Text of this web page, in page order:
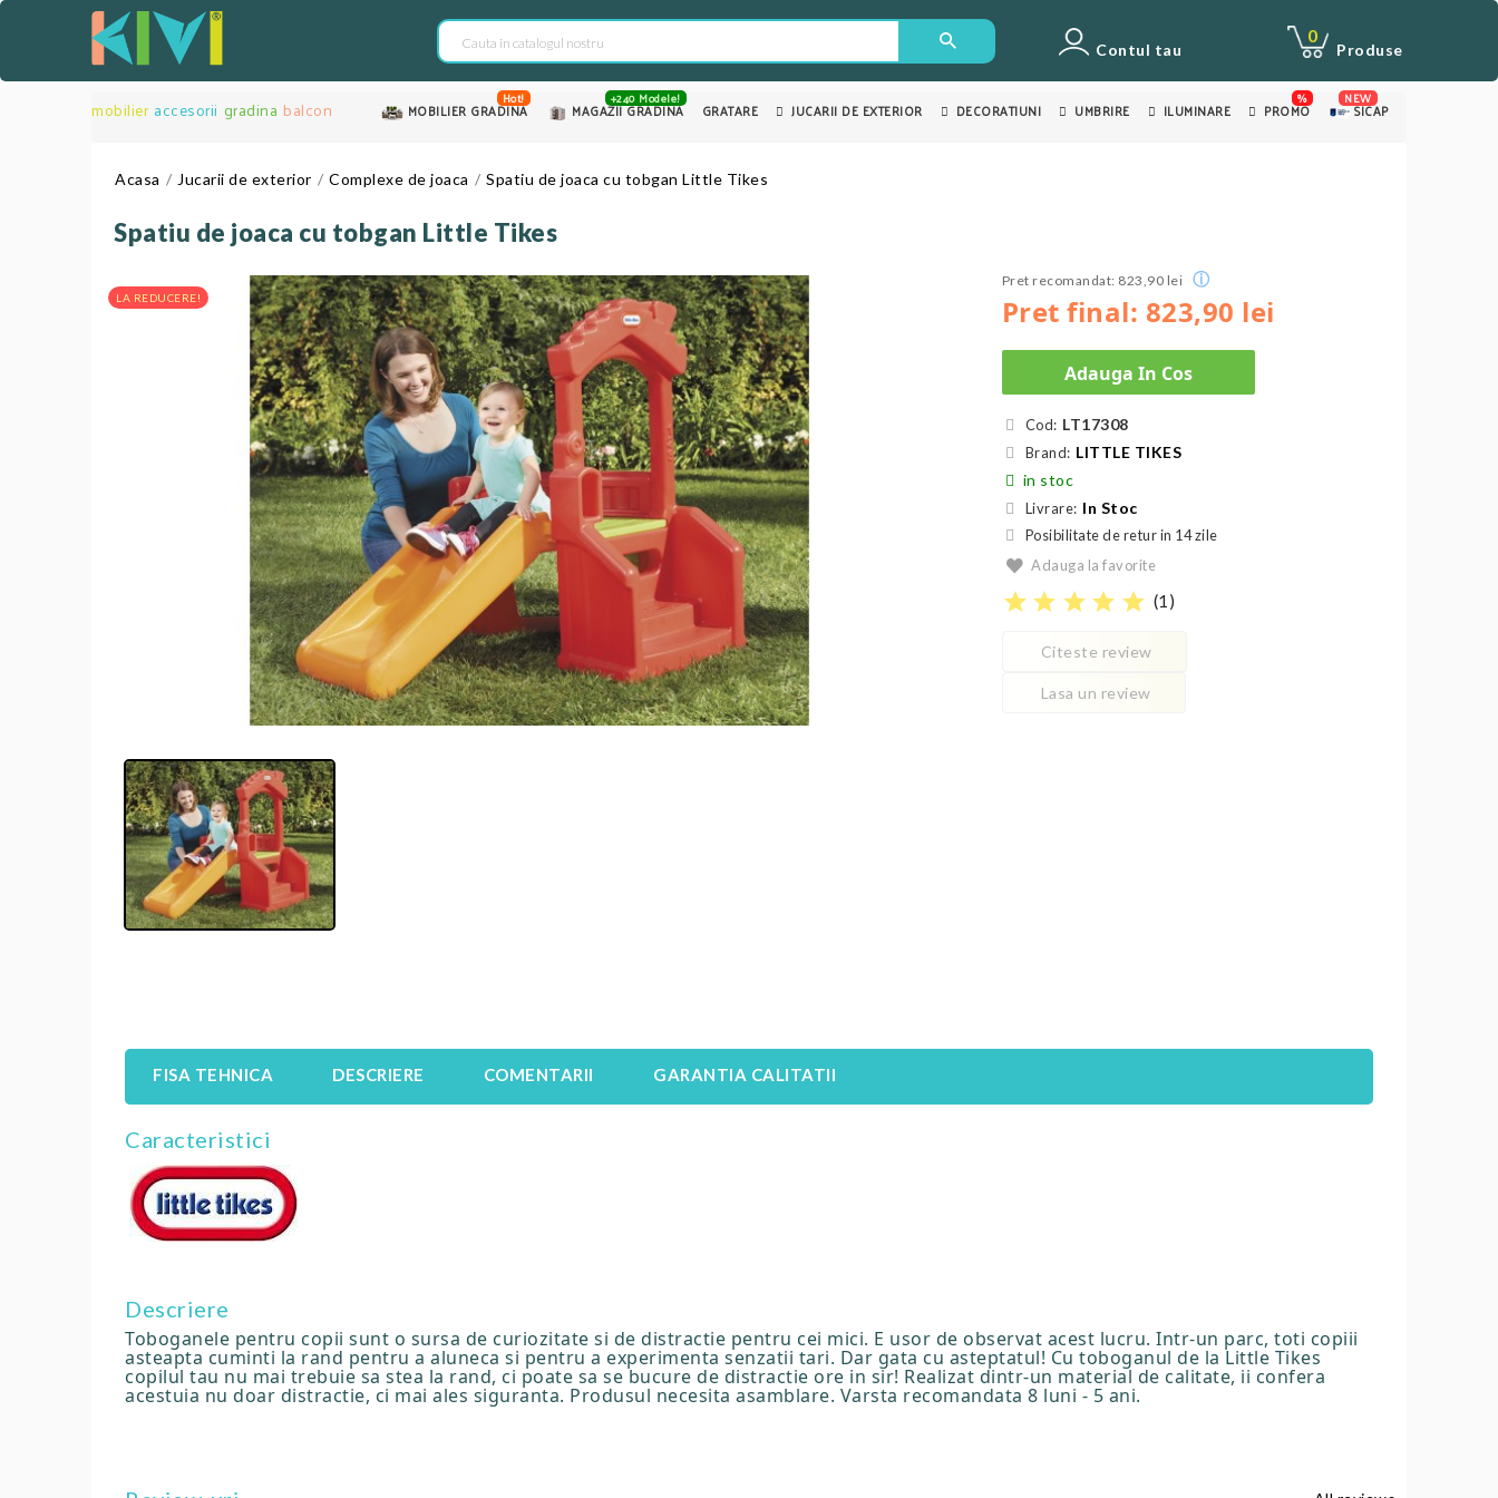
Contul tau Produse
0
mobilier accesorii gradina balcon MOBILIER GRADINA
Hot!
MAGAZII GRADINA
+240 Modele!
GRATARE JUCARII DE EXTERIOR DECORATIUNI UMBRIRE ILUMINARE PROMO
%
SICAP
NEW
Acasa Jucarii de exterior Complexe de joaca Spatiu de joaca cu tobgan Little Tikes
Spatiu de joaca cu tobgan Little Tikes
LA REDUCERE! Pret final: 823,90 lei
Pret recomandat: 823,90 lei ⓘ
Adauga In Cos
Cod: LT17308
Brand: LITTLE TIKES
in stoc
Livrare: In Stoc
Posibilitate de retur in 14 zile
Adauga la favorite
star star star star star (1 )
Citeste review
Lasa un review
FISA TEHNICA DESCRIERE COMENTARII GARANTIA CALITATII
Caracteristici
Descriere
Toboganele pentru copii sunt o sursa de curiozitate si de distractie pentru cei mici. E usor de observat acest lucru. Intr-un parc, toti copiii
asteapta cuminti la rand pentru a aluneca si pentru a experimenta senzatii tari. Dar gata cu asteptatul! Cu toboganul de la Little Tikes
copilul tau nu mai trebuie sa stea la rand, ci poate sa se bucure de distractie ore in sir! Realizat dintr-un material de calitate, ii confera
acestuia nu doar distractie, ci mai ales siguranta. Produsul necesita asamblare. Varsta recomandata 8 luni - 5 ani.